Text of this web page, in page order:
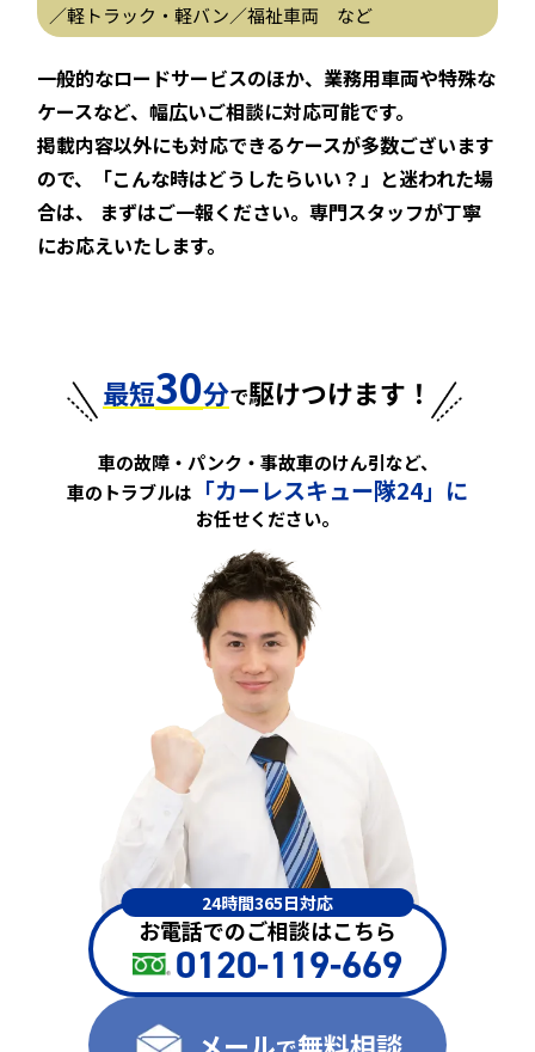
／軽トラック・軽バン／福祉車両 など
一般的なロードサービスのほか、業務用車両や特殊な
ケースなど、幅広いご相談に対応可能です。
掲載内容以外にも対応できるケースが多数ございます
ので、「こんな時はどうしたらいい？」と迷われた場
合は、
まずはご一報ください。専門スタッフが丁寧
にお応えいたします。
最短30分で駆けつけます！
車の故障・パンク・事故車のけん引など、
車のトラブルは
「カーレスキュー隊24」に
お任せください。
24時間365日対応
お電話でのご相談はこちら
0120-119-669